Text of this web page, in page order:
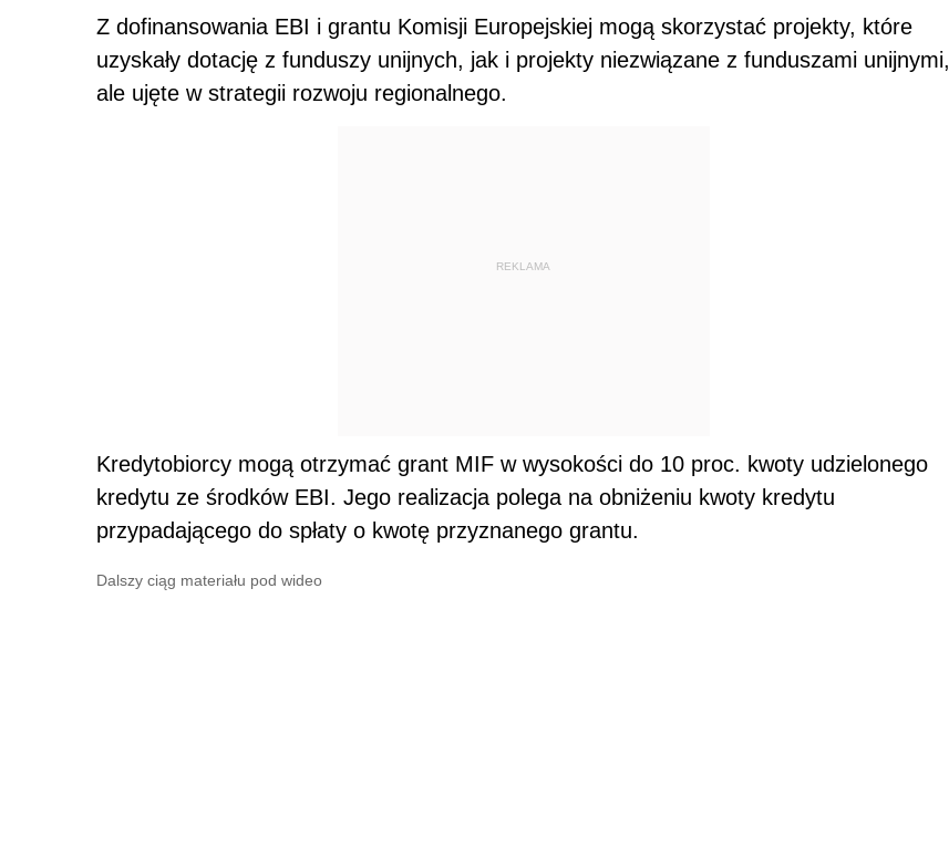
Z dofinansowania EBI i grantu Komisji Europejskiej mogą skorzystać projekty, które
uzyskały dotację z funduszy unijnych, jak i projekty niezwiązane z funduszami unijnymi,
ale ujęte w strategii rozwoju regionalnego.
REKLAMA
Kredytobiorcy mogą otrzymać grant MIF w wysokości do 10 proc. kwoty udzielonego
kredytu ze środków EBI. Jego realizacja polega na obniżeniu kwoty kredytu
przypadającego do spłaty o kwotę przyznanego grantu.
Dalszy ciąg materiału pod wideo